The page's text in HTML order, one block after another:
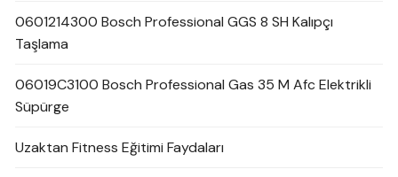
0601214300 Bosch Professional GGS 8 SH Kalıpçı
Taşlama
06019C3100 Bosch Professional Gas 35 M Afc Elektrikli
Süpürge
Uzaktan Fitness Eğitimi Faydaları